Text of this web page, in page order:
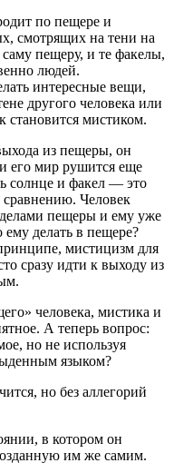
по пещере и
смотрящих на тени на
пещеру, и те факелы,
людей.
интересные вещи,
другого человека или
становится мистиком.
из пещеры, он
его мир рушится еще
солнце и факел — это
сравнению. Человек
пещеры и ему уже
ему делать в пещере?
мистицизм для
сразу идти к выходу из
человека, мистика и
А теперь вопрос:
но не используя
языком?
но без аллегорий
в котором он
им же самим.